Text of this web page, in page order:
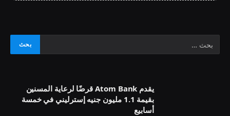
يقدم Atom Bank قرضًا لرعاية المسنين
بقيمة 1.1 مليون جنيه إسترليني في خمسة
أسابيع